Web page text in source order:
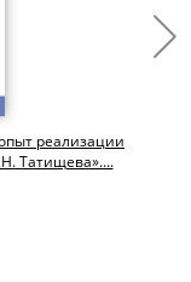
реализации
Татищева»....